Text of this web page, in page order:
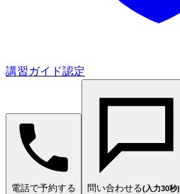
講習ガイド認定
電話で予約する 問い合わせる(入力30秒)